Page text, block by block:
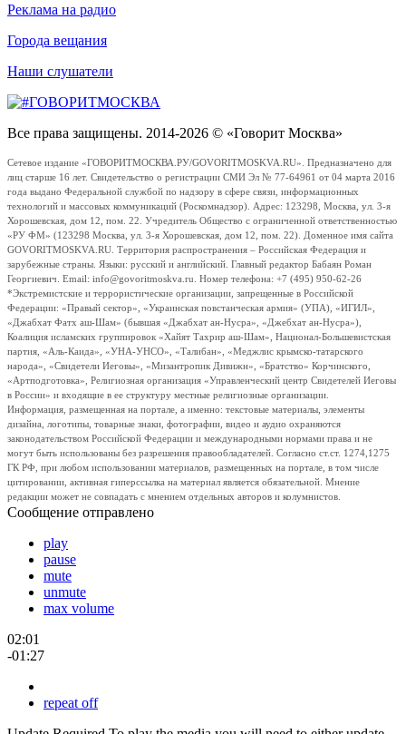
Реклама на радио
Города вещания
Наши слушатели
Все права защищены. 2014-2026 © «Говорит Москва»
Сетевое издание «ГОВОРИТМОСКВА.РУ/GOVORITMOSKVA.RU». Предназначено для
лиц старше 16 лет. Свидетельство о регистрации СМИ Эл № 77-64961 от 04 марта 2016
года выдано Федеральной службой по надзору в сфере связи, информационных
технологий и массовых коммуникаций (Роскомнадзор). Адрес: 123298, Москва, ул. 3-я
Хорошевская, дом 12, пом. 22. Учредитель Общество с ограниченной ответственностью
«РУ ФМ» (123298 Москва, ул. 3-я Хорошевская, дом 12, пом. 22). Доменное имя сайта
GOVORITMOSKVA.RU. Территория распространения – Российская Федерация и
зарубежные страны. Языки: русский и английский. Главный редактор Бабаян Роман
Георгиевич. Email: info@govoritmoskva.ru. Номер телефона: +7 (495) 950-62-26
*Экстремистские и террористические организации, запрещенные в Российской
Федерации: «Правый сектор», «Украинская повстанческая армия» (УПА), «ИГИЛ»,
«Джабхат Фатх аш-Шам» (бывшая «Джабхат ан-Нусра», «Джебхат ан-Нусра»),
Коалиция исламских группировок «Хайят Тахрир аш-Шам», Национал-Большевистская
партия, «Аль-Каида», «УНА-УНСО», «Талибан», «Меджлис крымско-татарского
народа», «Свидетели Иеговы», «Мизантропик Дивижн», «Братство» Корчинского,
«Артподготовка», Религиозная организация «Управленческий центр Свидетелей Иеговы
в России» и входящие в ее структуру местные религиозные организации.
Информация, размещенная на портале, а именно: текстовые материалы, элементы
дизайна, логотипы, товарные знаки, фотографии, видео и аудио охраняются
законодательством Российской Федерации и международными нормами права и не
могут быть использованы без разрешения правообладателей. Согласно ст.ст. 1274,1275
ГК РФ, при любом использовании материалов, размещенных на портале, в том числе
цитировании, активная гиперссылка на материал является обязательной. Мнение
редакции может не совпадать с мнением отдельных авторов и колумнистов.
Сообщение отправлено
play
pause
mute
unmute
max volume
02:01
-01:27
repeat off